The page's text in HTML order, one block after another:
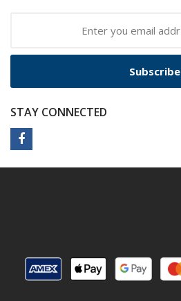
Subscribe
STAY CONNECTED